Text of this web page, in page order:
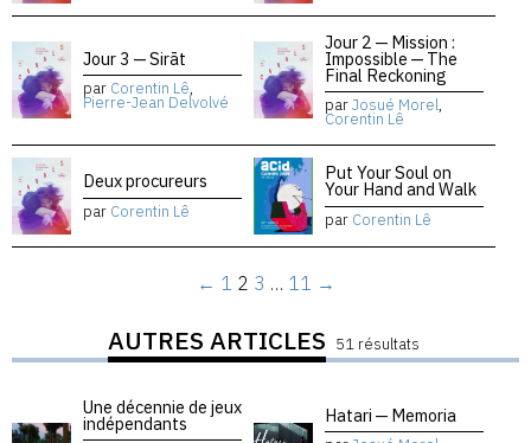
Jour 3 — Sirāt
par Corentin Lê,
Pierre-Jean Delvolvé
Jour 2 — Mission :
Impossible — The
Final Reckoning
parJosué Morel,
Corentin Lê
Deux procureurs
par Corentin Lê
Put Your Soul on
Your Hand and Walk
par Corentin Lê
← 1 2 3 … 11 →
AUTRES ARTICLES 51 résultats
Une décennie de jeux
indépendants Hatari — Memoria